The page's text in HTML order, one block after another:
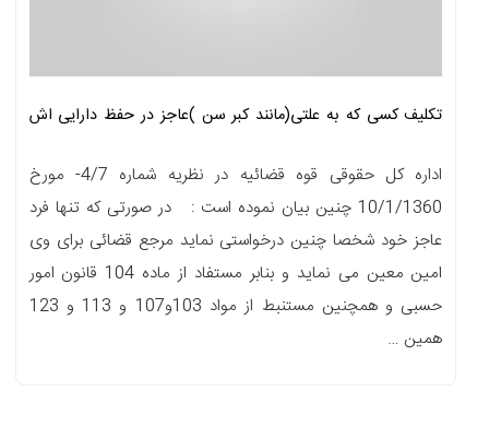
تکلیف کسی که به علتی(مانند کبر سن )عاجز در حفظ دارایی اش
می باشد
اداره کل حقوقی قوه قضائیه در نظریه شماره 4/7- مورخ
10/1/1360 چنین بیان نموده است : در صورتی که تنها فرد
عاجز خود شخصا چنین درخواستی نماید مرجع قضائی برای وی
امین معین می نماید و بنابر مستفاد از ماده 104 قانون امور
حسبی و همچنین مستنبط از مواد 103و107 و 113 و 123
همین …